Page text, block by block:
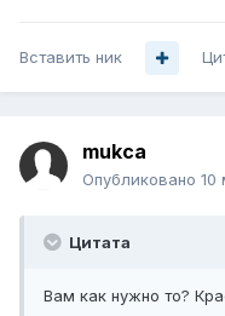
Вставить ник
mukca
Опубликовано 10
Цитата
Вам как нужно то?